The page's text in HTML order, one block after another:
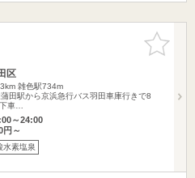
お気に入
りに追加
区
雑色駅734m
田駅から京浜急行バス羽田車庫行きで8
車…
～24:00
円～
水素塩泉